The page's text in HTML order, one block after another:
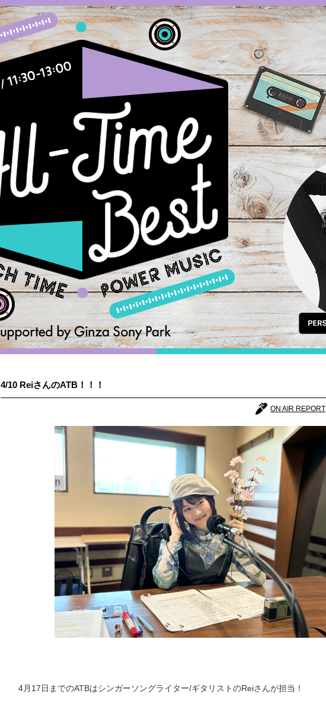
4/10 ReiさんのATB！！！
ON AIR REPORT
4月17日までのATBはシンガーソングライター/ギタリストのReiさんが担当！